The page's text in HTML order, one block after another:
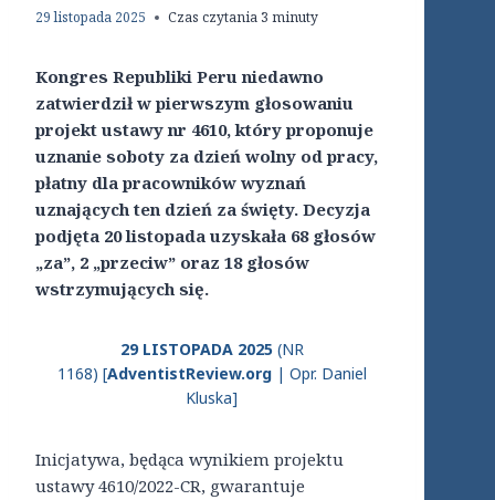
29 listopada 2025 Czas czytania 3 minuty
Kongres Republiki Peru niedawno
zatwierdził w pierwszym głosowaniu
projekt ustawy nr 4610, który proponuje
uznanie soboty za dzień wolny od pracy,
płatny dla pracowników wyznań
uznających ten dzień za święty. Decyzja
podjęta 20 listopada uzyskała 68 głosów
„za”, 2 „przeciw” oraz 18 głosów
wstrzymujących się.
29 LISTOPADA 2025(NR
1168) [AdventistReview.org| Opr. Daniel
Kluska]
Inicjatywa, będąca wynikiem projektu
ustawy 4610/2022-CR, gwarantuje